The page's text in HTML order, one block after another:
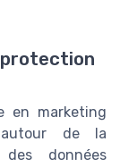
en marketing
autour de la
données